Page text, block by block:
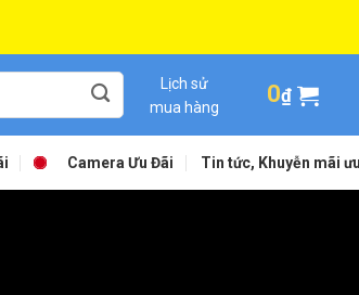
Lịch sử
mua hàng
0₫
Camera Ưu Đãi Tin tức, Khuyễn mãi